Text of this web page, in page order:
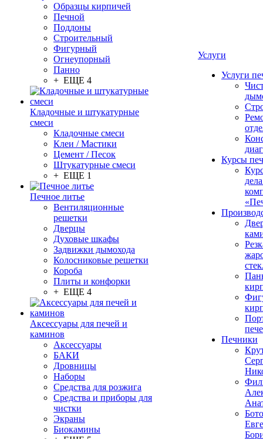
Образцы кирпичей
Печной
Поддоны
Строительный
Фигурный
Огнеупорный
Панно
+ ЕЩЕ 4
Кладочные и штукатурные
смеси
Кладочные смеси
Клеи / Мастики
Цемент / Песок
Штукатурные смеси
+ ЕЩЕ 1
Печное литье
Вентиляционные
решетки
Дверцы
Духовые шкафы
Задвижки дымохода
Колосниковые решетки
Короба
Плиты и конфорки
+ ЕЩЕ 4
Аксессуары для печей и
каминов
Аксессуары
БАКИ
Дровницы
Наборы
Средства для розжига
Средства и приборы для
чистки
Экраны
Биокамины
Услуги
Услуги
Курсы
Печники